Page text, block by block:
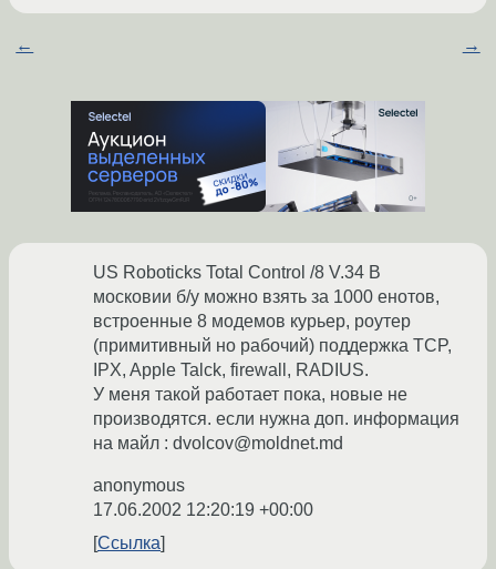
← →
US Roboticks Total Control /8 V.34 В
московии б/у можно взять за 1000 енотов,
встроенные 8 модемов курьер, роутер
(примитивный но рабочий) поддержка TCP,
IPX, Apple Talck, firewall, RADIUS.
У меня такой работает пока, новые не
производятся. если нужна доп. информация
на майл : dvolcov@moldnet.md
anonymous
17.06.2002 12:20:19 +00:00
Ссылка